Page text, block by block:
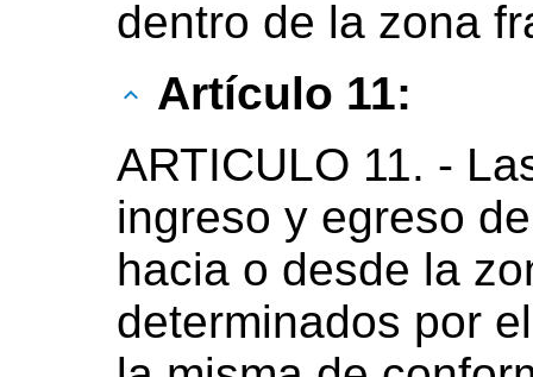
dentro de la zona
Artículo 11:
ARTICULO 11. -
ingreso y egreso
hacia o desde la
determinados por